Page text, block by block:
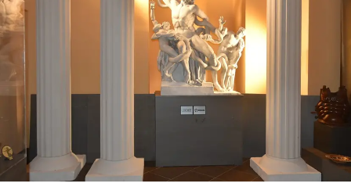
CULTURA
EVENTI
Streaming
LAC TV